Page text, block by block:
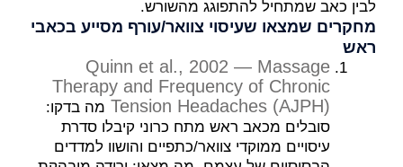
לבין כאב שמתחיל להתפוגג מהשורש.
מחקרים שמצאו שעיסוי צוואר/עורף מסייע בכאבי
ראש
Quinn et al., 2002 — Massage
Therapy and Frequency of Chronic
Tension Headaches (AJPH) מה בדקו:
סובלים מכאב ראש מתח כרוני קיבלו סדרת
עיסויים ממוקדי צוואר/כתפיים והושוו למדדים